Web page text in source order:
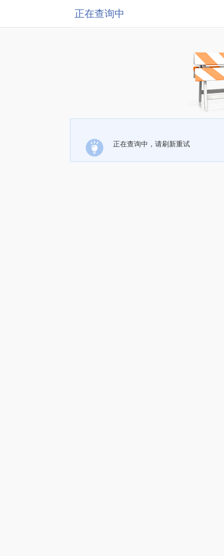
正在查询中
正在查询中，请刷新重试